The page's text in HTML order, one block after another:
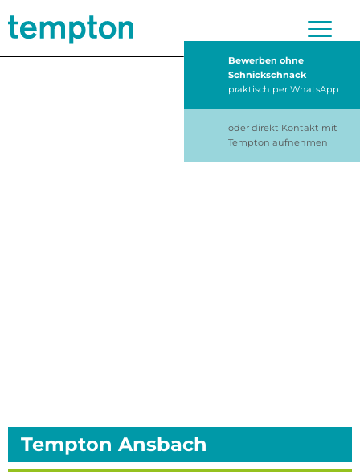
Bewerben ohne
Schnickschnack
praktisch per WhatsApp
oder direkt Kontakt mit
Tempton aufnehmen
Tempton Ansbach